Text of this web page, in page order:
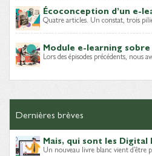
Écoconception d’un e-
Quatre articles. Un constat, trois
Module e-learning
Lors des épisodes précédents, nous
Dernières brèves
Mais, qui sont les Digital
Un nouveau livre blanc vient d’être